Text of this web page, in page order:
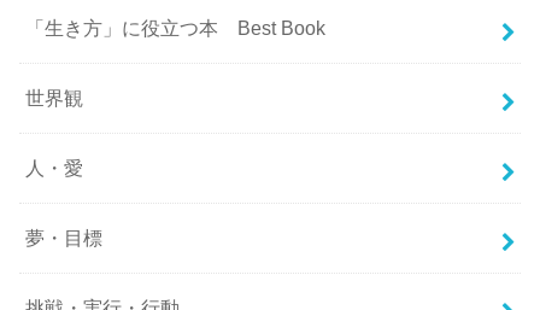
「生き方」に役立つ本 Best Book
世界観
人・愛
夢・目標